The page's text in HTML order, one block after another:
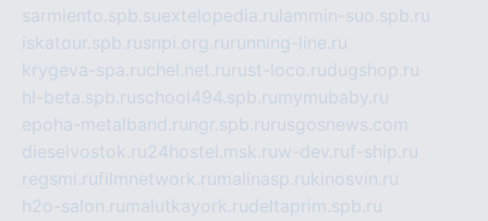
sarmiento.spb.suextelopedia.ru lammin-suo.spb.ru
iskatour.spb.rusnpi.org.ru running-line.ru
krygeva-spa.ruchel.net.ru rust-loco.rudugshop.ru
hl-beta.spb.ruschool494.spb.ru mymubaby.ru
epoha-metalband.ru ngr.spb.ru rusgosnews.com
dieselvostok.ru24hostel.msk.ruw-dev.ruf-ship.ru
regsmi.rufilmnetwork.ru malinasp.rukinosvin.ru
h2o-salon.ru malutkayork.rudeltaprim.spb.ru